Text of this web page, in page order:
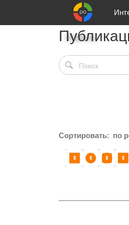
Реклама
Цифра
Клиенты
Сортировать: по